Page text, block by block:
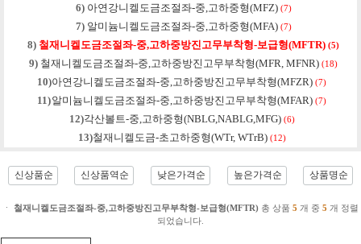
6) 아연강니켈도금조절좌-중,고하중형(MFZ) (7)
7) 알미늄니켈도금조절좌-중,고하중형(MFA) (7)
8) 철재니켈도금조절좌-중,고하중방진고무부착형-보급형(MFTR) (5)
9) 철재니켈도금조절좌-중,고하중방진고무부착형(MFR, MFNR) (18)
10)아연강니켈도금조절좌-중,고하중방진고무부착형(MFZR) (7)
11)알미늄니켈도금조절좌-중,고하중방진고무부착형(MFAR) (7)
12)각산볼트-중,고하중형(NBLG,NABLG,MFG) (6)
13)철재니켈도금-초고하중형(WTr, WTrB) (12)
신상품순 신상품역순 낮은가격순 높은가격순 상품명순
ㆍ 철재니켈도금조절좌-중,고하중방진고무부착형-보급형(MFTR) 총 상품 5 개 중 5 개 정렬
되었습니다.